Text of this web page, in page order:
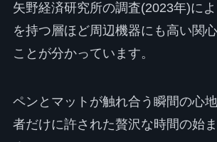
矢野経済研究所の調査(2023年)に
を持つ層ほど周辺機器にも高い関
ことが分かっています。
ペンとマットが触れ合う瞬間の心
者だけに許された贅沢な時間の始